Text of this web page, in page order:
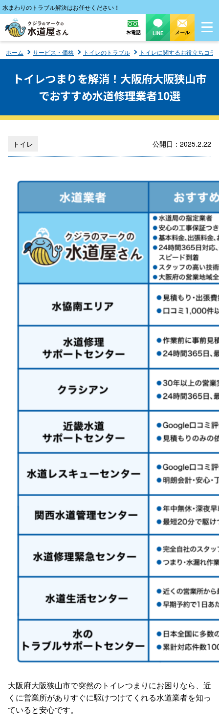
りのトラブル解決はお任せください！
お電話 LINE メール
ホーム サービス・価格 トイレのトラブル トイレに関するお役立ちコラ
トイレつまりを解消！大阪府大阪狭山市
でおすすめ水道修理業者10選
トイレ 公開日：2025.2.22
大阪府大阪狭山市で突然のトイレつまりにお困りなら、近
くに営業所がありすぐに駆けつけてくれる水道業者を知っ
ていると安心です。